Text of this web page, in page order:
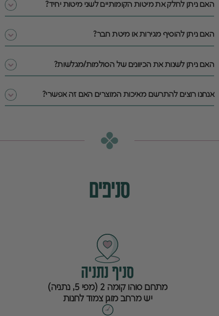
האם ניתן לחלק את מיטות הקומותיים לשני מיטות יחיד?
האם ניתן להוסיף מגירות או מיטת חבר?
האם ניתן לשנות את הכיוונים של הסולמות/מגלשות?
אנחנו רוצים להתרשם מאיכות המוצרים האם זה אפשרי?
סניפים
סניף נתניה
מתחם סוהו קומה 2 (מפי 5, נתניה)
יש מרחב מוגן צמוד לחנות